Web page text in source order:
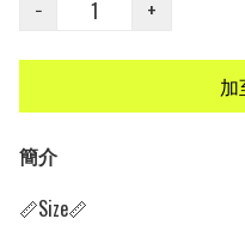
−
+
加
簡介
📏Size📏